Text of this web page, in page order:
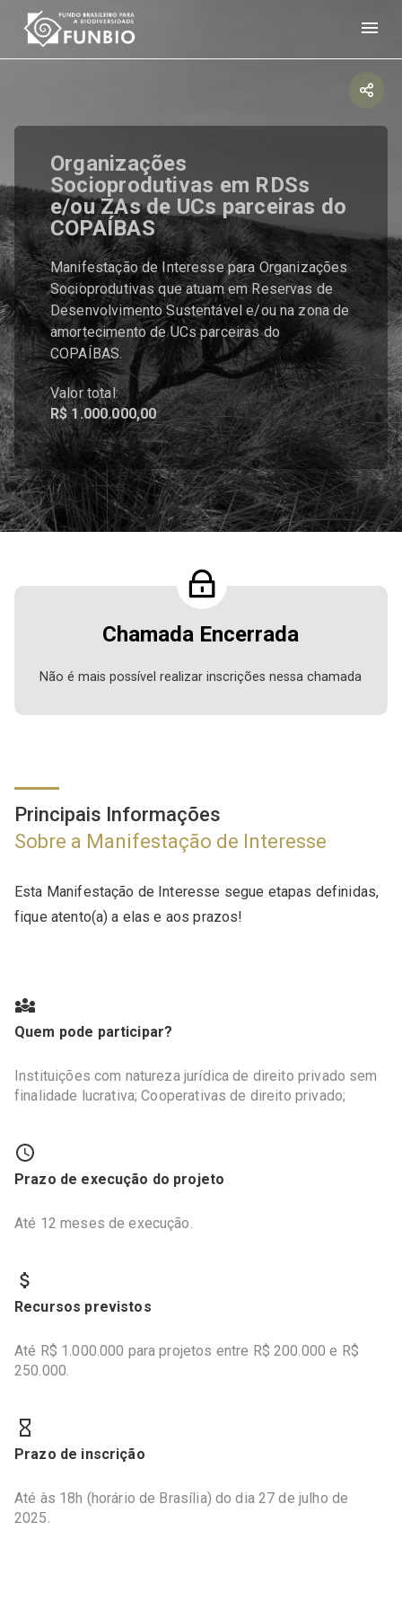
Organizações
Socioprodutivas em RDSs
e/ou ZAs de UCs parceiras do
COPAÍBAS
Manifestação de Interesse para Organizações
Socioprodutivas que atuam em Reservas de
Desenvolvimento Sustentável e/ou na zona de
amortecimento de UCs parceiras do
COPAÍBAS.
Valor total:
R$ 1.000.000,00
Chamada Encerrada
Não é mais possível realizar inscrições nessa chamada
Principais Informações
Sobre a Manifestação de Interesse
Esta Manifestação de Interesse segue etapas definidas,
fique atento(a) a elas e aos prazos!
Quem pode participar?
Instituições com natureza jurídica de direito privado sem
finalidade lucrativa; Cooperativas de direito privado;
Prazo de execução do projeto
Até 12 meses de execução.
Recursos previstos
Até R$ 1.000.000 para projetos entre R$ 200.000 e R$
250.000.
Prazo de inscrição
Até às 18h (horário de Brasília) do dia 27 de julho de
2025.